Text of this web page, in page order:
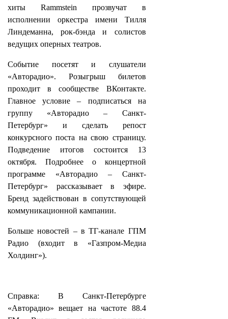
хиты Rammstein прозвучат в
исполнении оркестра имени Тилля
Линдеманна, рок-бэнда и солистов
ведущих оперных театров.
Событие посетят и слушатели
«Авторадио». Розыгрыш билетов
проходит в сообществе ВКонтакте.
Главное условие – подписаться на
группу «Авторадио – Санкт-
Петербург» и сделать репост
конкурсного поста на свою страницу.
Подведение итогов состоится 13
октября. Подробнее о концертной
программе «Авторадио – Санкт-
Петербург» рассказывает в эфире.
Бренд задействован в сопутствующей
коммуникационной кампании.
Больше новостей – в ТГ-канале ГПМ
Радио (входит в «Газпром-Медиа
Холдинг»).
Справка: В Санкт-Петербурге
«Авторадио» вещает на частоте 88.4